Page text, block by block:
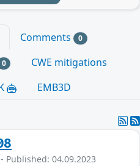
Comments 0
0
CWE mitigations
EMB3D
- Published: 04.09.2023